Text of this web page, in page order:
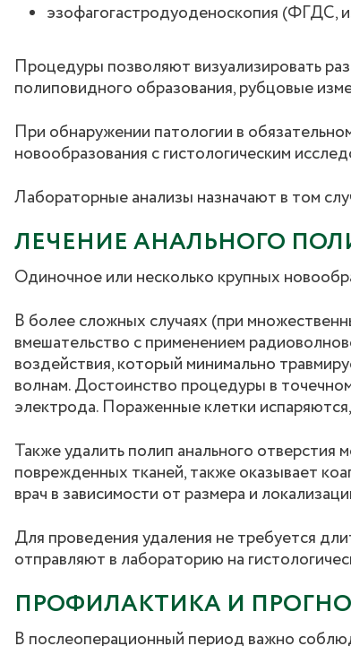
эзофагогастродуоденоскопия (ФГДС,
Процедуры позволяют визуализировать
полиповидного образования, рубцовые
При обнаружении патологии в
новообразования с гистологическим
Лабораторные анализы назначают в том
ЛЕЧЕНИЕ АНАЛЬНОГО
Одиночное или несколько крупных
В более сложных случаях (при
вмешательство с применением
воздействия, который минимально
волнам. Достоинство процедуры в
электрода. Пораженные клетки
Также удалить полип анального отверстия
поврежденных тканей, также оказывает
врач в зависимости от размера и
Для проведения удаления не требуется
отправляют в лабораторию на
ПРОФИЛАКТИКА И
В послеоперационный период важно